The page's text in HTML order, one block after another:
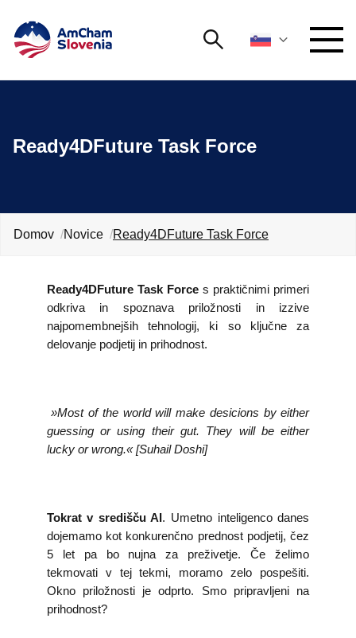
Išči
ZAGOVORNIŠTVO
MEDNARODNO SODELOVANJE
O NAS
NOVICE
KONTAKT
Želimo postati član
Ready4DFuture Task Force
Domov Novice Ready4DFuture Task Force
Ready4DFuture Task Forces praktičnimi primeri
odkriva in spoznava priložnosti in izzive
najpomembnejših tehnologij, ki so ključne za
delovanje podjetij in prihodnost.
»Most of the world will make desicions by either
guessing or using their gut. They will be either
lucky or wrong.« [Suhail Doshi]
Tokrat v središču AI. Umetno inteligenco danes
dojemamo kot konkurenčno prednost podjetij, čez
5 let pa bo nujna za preživetje. Če želimo
tekmovati v tej tekmi, moramo zelo pospešiti.
Okno priložnosti je odprto. Smo pripravljeni na
prihodnost?